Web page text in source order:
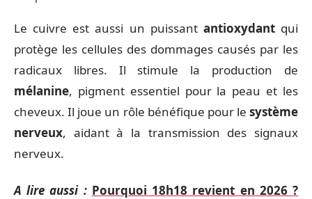
Le cuivre est aussi un puissant antioxydantqui
protège les cellules des dommages causés par les
radicaux libres. Il stimule la production de
mélanine, pigment essentiel pour la peau et les
cheveux. Il joue un rôle bénéfique pour le système
nerveux, aidant à la transmission des signaux
nerveux.
A lire aussi : Pourquoi 18h18 revient en 2026 ?